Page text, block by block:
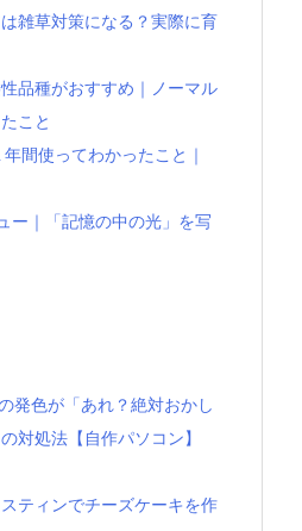
雑草対策になる？実際に育
品種がおすすめ｜ノーマル
こと
間使ってわかったこと｜
ー｜「記憶の中の光」を写
発色が「あれ？絶対おかし
対処法【自作パソコン】
ティンでチーズケーキを作